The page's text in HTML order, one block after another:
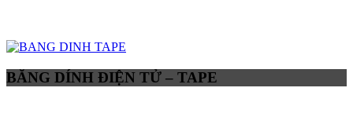
BĂNG DÍNH ĐIỆN TỬ – TAPE